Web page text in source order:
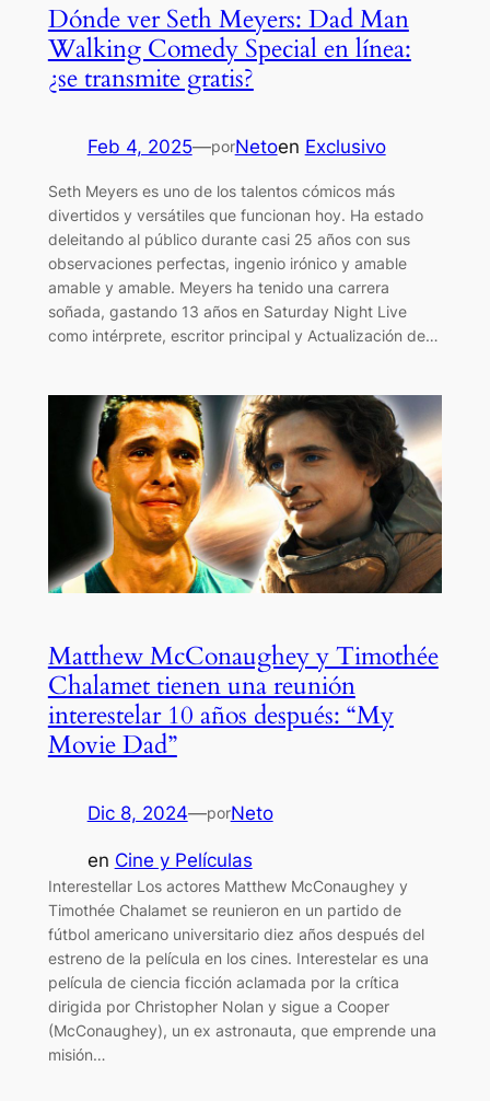
Dónde ver Seth Meyers: Dad Man
Walking Comedy Special en línea:
¿se transmite gratis?
Feb 4, 2025—porNetoen Exclusivo
Seth Meyers es uno de los talentos cómicos más
divertidos y versátiles que funcionan hoy. Ha estado
deleitando al público durante casi 25 años con sus
observaciones perfectas, ingenio irónico y amable
amable y amable. Meyers ha tenido una carrera
soñada, gastando 13 años en Saturday Night Live
como intérprete, escritor principal y Actualización de…
Matthew McConaughey y Timothée
Chalamet tienen una reunión
interestelar 10 años después: “My
Movie Dad”
Dic 8, 2024—porNeto
en Cine y Películas
Interestellar Los actores Matthew McConaughey y
Timothée Chalamet se reunieron en un partido de
fútbol americano universitario diez años después del
estreno de la película en los cines. Interestelar es una
película de ciencia ficción aclamada por la crítica
dirigida por Christopher Nolan y sigue a Cooper
(McConaughey), un ex astronauta, que emprende una
misión…